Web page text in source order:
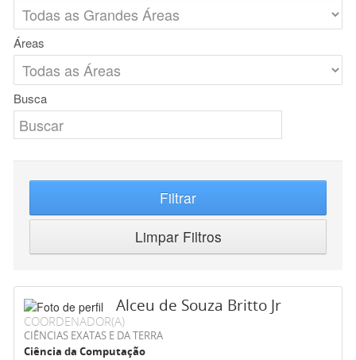
Áreas
Busca
Filtrar
Limpar Filtros
Alceu de Souza Britto Jr
COORDENADOR(A)
CIÊNCIAS EXATAS E DA TERRA
Ciência da Computação